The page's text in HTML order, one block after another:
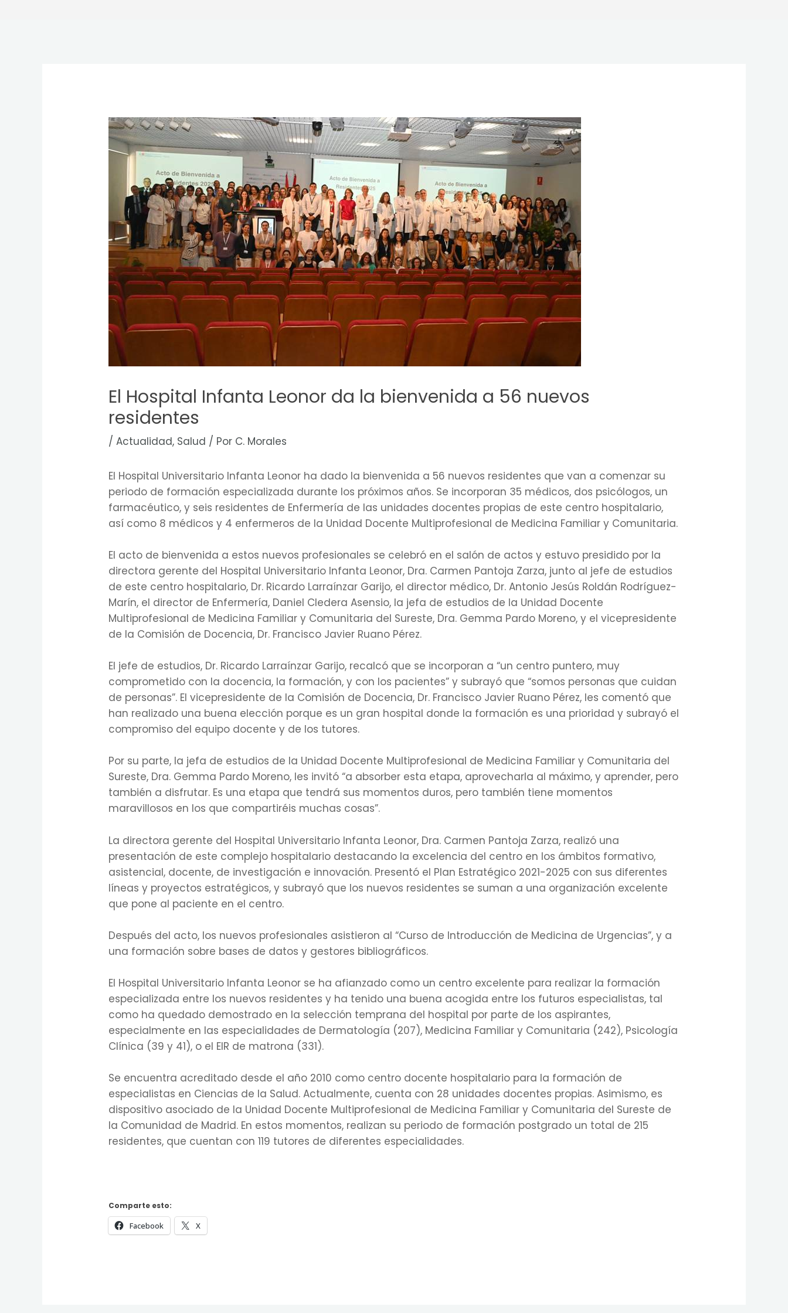
El Hospital Infanta Leonor da la bienvenida a 56 nuevos
residentes
/Actualidad, Salud / Por C. Morales
El Hospital Universitario Infanta Leonor ha dado la bienvenida a 56 nuevos residentes que van a comenzar su
periodo de formación especializada durante los próximos años. Se incorporan 35 médicos, dos psicólogos, un
farmacéutico, y seis residentes de Enfermería de las unidades docentes propias de este centro hospitalario,
así como 8 médicos y 4 enfermeros de la Unidad Docente Multiprofesional de Medicina Familiar y Comunitaria.
El acto de bienvenida a estos nuevos profesionales se celebró en el salón de actos y estuvo presidido por la
directora gerente del Hospital Universitario Infanta Leonor, Dra. Carmen Pantoja Zarza, junto al jefe de estudios
de este centro hospitalario, Dr. Ricardo Larraínzar Garijo, el director médico, Dr. Antonio Jesús Roldán Rodríguez-
Marín, el director de Enfermería, Daniel Cledera Asensio, la jefa de estudios de la Unidad Docente
Multiprofesional de Medicina Familiar y Comunitaria del Sureste, Dra. Gemma Pardo Moreno, y el vicepresidente
de la Comisión de Docencia, Dr. Francisco Javier Ruano Pérez.
El jefe de estudios, Dr. Ricardo Larraínzar Garijo, recalcó que se incorporan a “un centro puntero, muy
comprometido con la docencia, la formación, y con los pacientes” y subrayó que “somos personas que cuidan
de personas”. El vicepresidente de la Comisión de Docencia, Dr. Francisco Javier Ruano Pérez, les comentó que
han realizado una buena elección porque es un gran hospital donde la formación es una prioridad y subrayó el
compromiso del equipo docente y de los tutores.
Por su parte, la jefa de estudios de la Unidad Docente Multiprofesional de Medicina Familiar y Comunitaria del
Sureste, Dra. Gemma Pardo Moreno, les invitó “a absorber esta etapa, aprovecharla al máximo, y aprender, pero
también a disfrutar. Es una etapa que tendrá sus momentos duros, pero también tiene momentos
maravillosos en los que compartiréis muchas cosas”.
La directora gerente del Hospital Universitario Infanta Leonor, Dra. Carmen Pantoja Zarza, realizó una
presentación de este complejo hospitalario destacando la excelencia del centro en los ámbitos formativo,
asistencial, docente, de investigación e innovación. Presentó el Plan Estratégico 2021-2025 con sus diferentes
líneas y proyectos estratégicos, y subrayó que los nuevos residentes se suman a una organización excelente
que pone al paciente en el centro.
Después del acto, los nuevos profesionales asistieron al “Curso de Introducción de Medicina de Urgencias”, y a
una formación sobre bases de datos y gestores bibliográficos.
El Hospital Universitario Infanta Leonor se ha afianzado como un centro excelente para realizar la formación
especializada entre los nuevos residentes y ha tenido una buena acogida entre los futuros especialistas, tal
como ha quedado demostrado en la selección temprana del hospital por parte de los aspirantes,
especialmente en las especialidades de Dermatología (207), Medicina Familiar y Comunitaria (242), Psicología
Clínica (39 y 41), o el EIR de matrona (331).
Se encuentra acreditado desde el año 2010 como centro docente hospitalario para la formación de
especialistas en Ciencias de la Salud. Actualmente, cuenta con 28 unidades docentes propias. Asimismo, es
dispositivo asociado de la Unidad Docente Multiprofesional de Medicina Familiar y Comunitaria del Sureste de
la Comunidad de Madrid. En estos momentos, realizan su periodo de formación postgrado un total de 215
residentes, que cuentan con 119 tutores de diferentes especialidades.
Comparte esto:
Facebook X